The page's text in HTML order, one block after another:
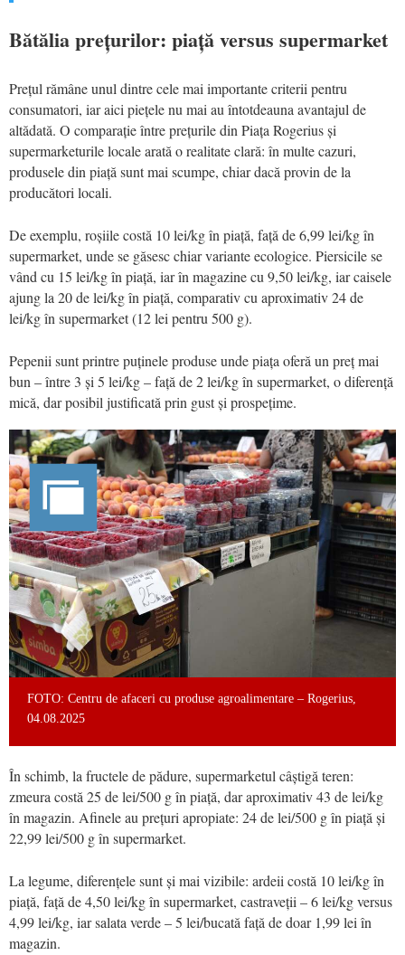
Bătălia prețurilor: piață versus supermarket
Prețul rămâne unul dintre cele mai importante criterii pentru
consumatori, iar aici piețele nu mai au întotdeauna avantajul de
altădată. O comparație între prețurile din Piața Rogerius și
supermarketurile locale arată o realitate clară: în multe cazuri,
produsele din piață sunt mai scumpe, chiar dacă provin de la
producători locali.
De exemplu, roșiile costă 10 lei/kg în piață, față de 6,99 lei/kg în
supermarket, unde se găsesc chiar variante ecologice. Piersicile se
vând cu 15 lei/kg în piață, iar în magazine cu 9,50 lei/kg, iar caisele
ajung la 20 de lei/kg în piață, comparativ cu aproximativ 24 de
lei/kg în supermarket (12 lei pentru 500 g).
Pepenii sunt printre puținele produse unde piața oferă un preț mai
bun – între 3 și 5 lei/kg – față de 2 lei/kg în supermarket, o diferență
mică, dar posibil justificată prin gust și prospețime.
FOTO: Centru de afaceri cu produse agroalimentare – Rogerius,
04.08.2025
În schimb, la fructele de pădure, supermarketul câștigă teren:
zmeura costă 25 de lei/500 g în piață, dar aproximativ 43 de lei/kg
în magazin. Afinele au prețuri apropiate: 24 de lei/500 g în piață și
22,99 lei/500 g în supermarket.
La legume, diferențele sunt și mai vizibile: ardeii costă 10 lei/kg în
piață, față de 4,50 lei/kg în supermarket, castraveții – 6 lei/kg versus
4,99 lei/kg, iar salata verde – 5 lei/bucată față de doar 1,99 lei în
magazin.